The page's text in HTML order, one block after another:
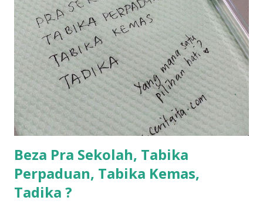
sikit...dalam perjalanan dari dalam kereta tu biasalah kan
kami memang akan pimpin anak-anak jalan sampai masuk
dalam... dan kebiasanya bagi anak 4 macam kami ni bahagi-
bahagi lah siapa nak pimpin siapa... dan biasanya aku akan
dukung adik hadi sambil pimpin kakak husna... yang abg
ngah dengan abg long terserah pada shah la pulak.. tapi
kalau ikut anak-anak semua nak ummi pimpin... ajer rebeh
ba...
Beza Pra Sekolah, Tabika
Perpaduan, Tabika Kemas,
Tadika ?